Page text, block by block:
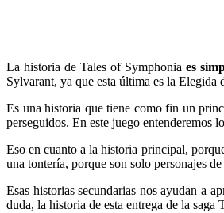
La historia de Tales of Symphonia es
Sylvarant, ya que esta última es la Elegida
Es una historia que tiene como fin un
perseguidos. En este juego entenderemos
Eso en cuanto a la historia principal,
una tontería, porque son solo personajes
Esas historias secundarias nos ayudan a
duda, la historia de esta entrega de la saga